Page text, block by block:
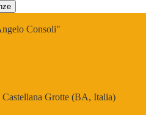
Consoli"
Grotte (BA, Italia)